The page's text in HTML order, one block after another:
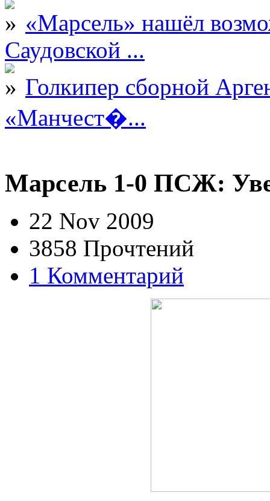
«Марсель» нашёл
Саудовской ...
Голкипер сборной
«Манчест�...
Марсель 1-0 ПСЖ:
22 Nov 2009
3858 Прочтений
1 Комментарий